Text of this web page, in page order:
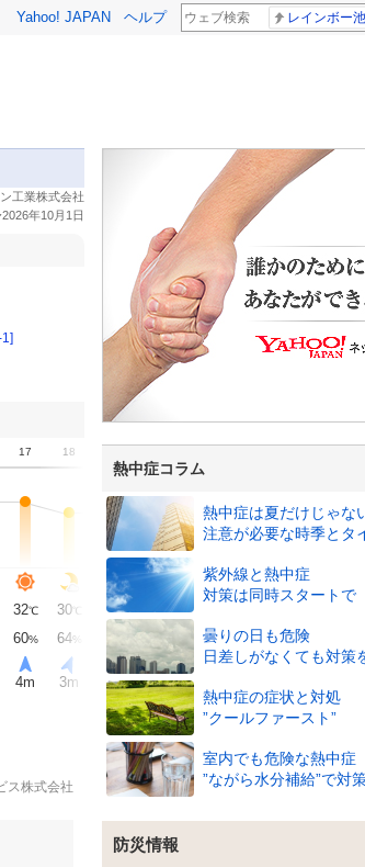
Yahoo! JAPAN ヘルプ
1]
17 18
32℃ 30℃ 29℃ 29℃ 28
60% 64% 68 71% 74% 76% 76%
4m 3m 3m 2m 2
ス株式会社
熱中症コラム
熱中症は夏だけじゃな
注意が必要な時季とタ
紫外線と熱中症
対策は同時スタートで
曇りの日も危険
日差しがなくても対策
熱中症の症状と対処
”クールファースト”
室内でも危険な熱中症
”ながら水分補給”で対
防災情報